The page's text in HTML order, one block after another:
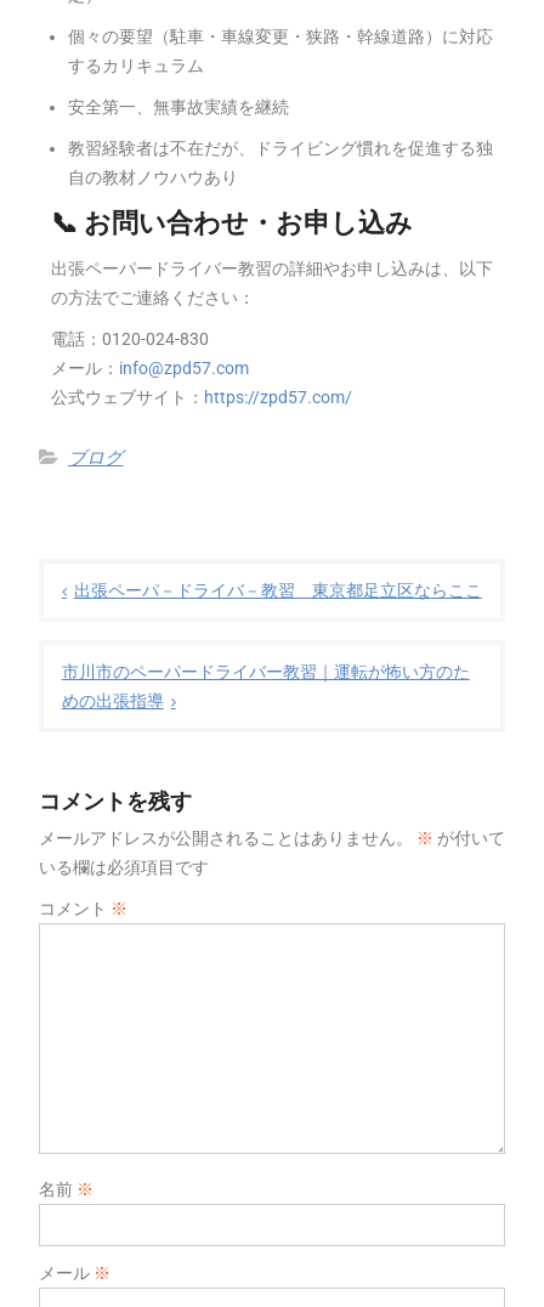
個々の要望（駐車・車線変更・狭路・幹線道路）に対応
するカリキュラム
安全第一、無事故実績を継続
教習経験者は不在だが、ドライビング慣れを促進する独
自の教材ノウハウあり
📞 お問い合わせ・お申し込み
出張ペーパードライバー教習の詳細やお申し込みは、以下
の方法でご連絡ください：
電話：0120-024-830
メール： info@zpd57.com
公式ウェブサイト： https://zpd57.com/
ブログ
出張ペーパ－ドライバ－教習 東京都足立区ならここ
市川市のペーパードライバー教習｜運転が怖い方のた
めの出張指導
コメントを残す
メールアドレスが公開されることはありません。 ※ が付いて
いる欄は必須項目です
コメント ※
名前 ※
メール ※